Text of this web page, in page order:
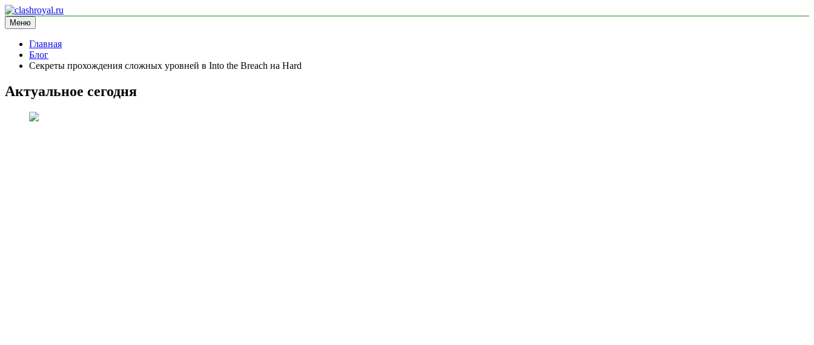
Перейти
к
содержимому
clashroyal.ru
информационный сайт
Меню
Главная
Блог
Секреты прохождения сложных уровней в Into the Breach на Hard
Актуальное сегодня